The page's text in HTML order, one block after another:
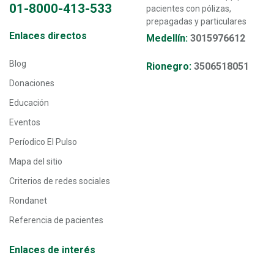
01-8000-413-533
pacientes con pólizas,
prepagadas y particulares
Medellín: 3015976612
Rionegro: 3506518051
Transversal - Menú enlaces directos footer
Enlaces directos
Blog
Donaciones
Educación
Eventos
Períodico El Pulso
Mapa del sitio
Criterios de redes sociales
Rondanet
Referencia de pacientes
Enlaces de interés